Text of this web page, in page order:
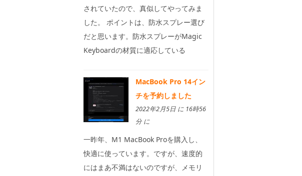
されていたので、真似してやってみま
した。 ポイントは、防水スプレー選び
だと思います。防水スプレーがMagic
Keyboardの材質に適応している
MacBook Pro 14イン
チを予約しました
2022年2月5日 に 16時56
分 に
一昨年、M1 MacBook Proを購入し、
快適に使っています。ですが、速度的
にはまあ不満はないのですが、メモリ